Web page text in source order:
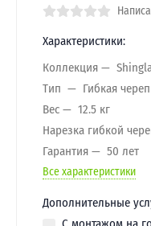
Характеристики:
Коллекция
Тип
Гибкая
Вес
12.5 кг
Нарезка гибкой
Гарантия
50 лет
Все характеристики
Дополнительные